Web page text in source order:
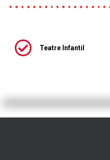
Teatre Infantil